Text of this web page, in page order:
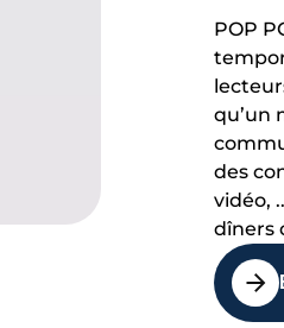
POP
qu’un
des
vidéo,
dîners